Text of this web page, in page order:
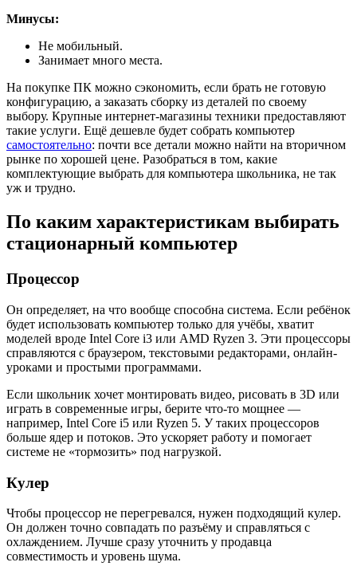
Минусы:
Не мобильный.
Занимает много места.
На покупке ПК можно сэкономить, если брать не готовую
конфигурацию, а заказать сборку из деталей по своему
выбору. Крупные интернет-магазины техники предоставляют
такие услуги. Ещё дешевле будет собрать компьютер
самостоятельно: почти все детали можно найти на вторичном
рынке по хорошей цене. Разобраться в том, какие
комплектующие выбрать для компьютера школьника, не так
уж и трудно.
По каким характеристикам выбирать
стационарный компьютер
Процессор
Он определяет, на что вообще способна система. Если ребёнок
будет использовать компьютер только для учёбы, хватит
моделей вроде Intel Core i3 или AMD Ryzen 3. Эти процессоры
справляются с браузером, текстовыми редакторами, онлайн-
уроками и простыми программами.
Если школьник хочет монтировать видео, рисовать в 3D или
играть в современные игры, берите что-то мощнее —
например, Intel Core i5 или Ryzen 5. У таких процессоров
больше ядер и потоков. Это ускоряет работу и помогает
системе не «тормозить» под нагрузкой.
Кулер
Чтобы процессор не перегревался, нужен подходящий кулер.
Он должен точно совпадать по разъёму и справляться с
охлаждением. Лучше сразу уточнить у продавца
совместимость и уровень шума.